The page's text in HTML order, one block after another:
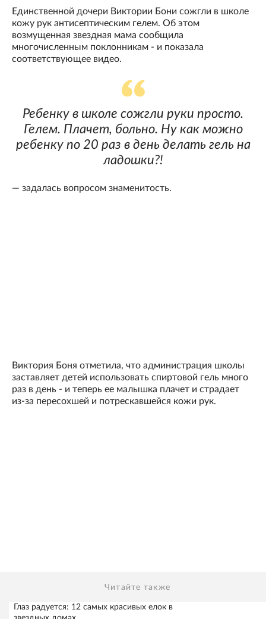
Единственной дочери Виктории Бони сожгли в школе
кожу рук антисептическим гелем. Об этом
возмущенная звездная мама сообщила
многочисленным поклонникам - и показала
соответствующее видео.
Ребенку в школе сожгли руки просто.
Гелем. Плачет, больно. Ну как можно
ребенку по 20 раз в день делать гель на
ладошки?!
— задалась вопросом знаменитость.
Виктория Боня отметила, что администрация школы
заставляет детей использовать спиртовой гель много
раз в день - и теперь ее малышка плачет и страдает
из-за пересохшей и потрескавшейся кожи рук.
Читайте также
Глаз радуется: 12 самых красивых елок в